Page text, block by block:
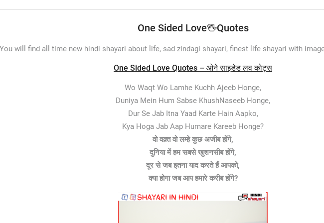
One Sided Love🖖Quotes
You will find all time new hindi shayari about life, sad zindagi shayari, finest life shayari with
One Sided Love Quotes – ओने साइडेड लव कोट्स
Wo Waqt Wo Lamhe Kuchh Ajeeb Honge,
Duniya Mein Hum Sabse KhushNaseeb Honge,
Dur Se Jab Itna Yaad Karte Hain Aapko,
Kya Hoga Jab Aap Humare Kareeb Honge?
वो वक़्त वो लम्हे कुछ अजीब होंगे,
दुनिया में हम सबसे खुशनसीब होंगे,
दूर से जब इतना याद करते हैं आपको,
क्या होगा जब आप हमारे करीब होंगे?